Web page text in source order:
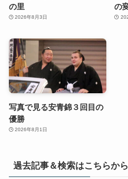
の里
2026年8月3日
の
写真で見る安青錦３回目の
優勝
2026年8月1日
過去記事＆検索はこちらから